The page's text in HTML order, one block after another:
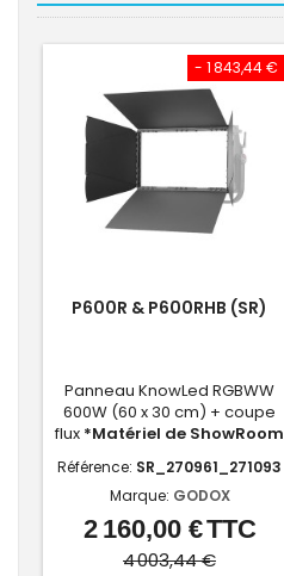
- 1 843,44 €
P600R & P600RHB (SR)
Panneau KnowLed RGBWW
600W (60 x 30 cm) + coupe
flux *Matériel de ShowRoom
Référence: SR_270961_271093
Marque: GODOX
Prix
Prix
de
2 160,00 €TTC
4 003,44 €